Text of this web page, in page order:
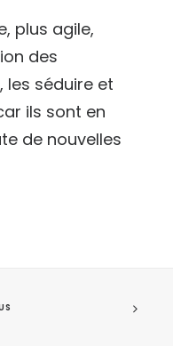
plus agile,
des
les séduire et
ils sont en
de nouvelles